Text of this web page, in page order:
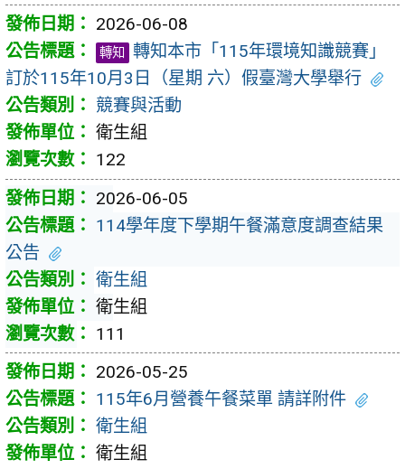
2026-06-08
轉知
轉知本市「115年環境知識競賽」
訂於115年10月3日（星期 六）假臺灣大學舉行
競賽與活動
衛生組
122
2026-06-05
114學年度下學期午餐滿意度調查結果
公告
衛生組
衛生組
111
2026-05-25
115年6月營養午餐菜單 請詳附件
衛生組
衛生組